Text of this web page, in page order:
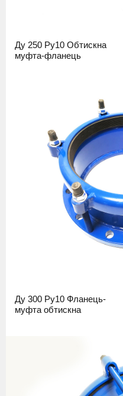
Ду 250 Ру10 Обтискна
муфта-фланець
Ду 300 Ру10 Фланець-
муфта обтискна